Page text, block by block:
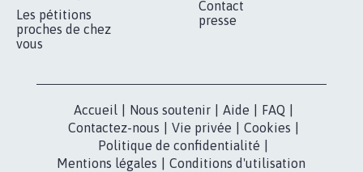
Les pétitions
proches de chez
vous
Contact
presse
Accueil Nous soutenir Aide FAQ
Contactez-nous
Vie privée Cookies
Politique de confidentialité
Mentions légales
Conditions d'utilisation